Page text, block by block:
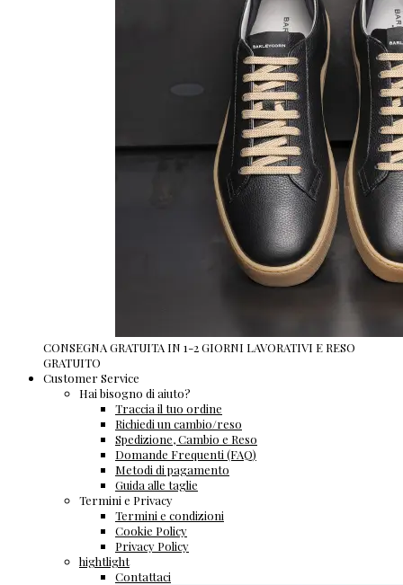
CONSEGNA GRATUITA IN 1-2 GIORNI LAVORATIVI E RESO
GRATUITO
Customer Service
Hai bisogno di aiuto?
Traccia il tuo ordine
Richiedi un cambio/reso
Spedizione, Cambio e Reso
Domande Frequenti (FAQ)
Metodi di pagamento
Guida alle taglie
Termini e Privacy
Termini e condizioni
Cookie Policy
Privacy Policy
hightlight
Contattaci